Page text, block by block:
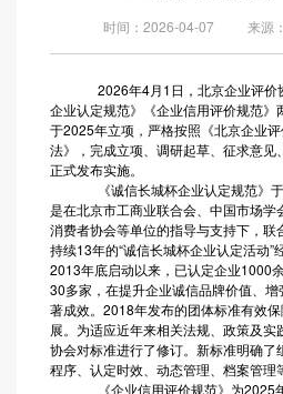
时间：2026-04-07 来源
2026年4月1日，北京企业评价
企业认定规范》《企业信用评价规范》
于2025年立项，严格按照《北京企业
法》，完成立项、调研起草、征求意见
正式发布实施。
《诚信长城杯企业认定规范》
是在北京市工商业联合会、中国市场学
消费者协会等单位的指导与支持下，联
持续13年的“诚信长城杯企业认定活动”
2013年底启动以来，已认定企业1000
30多家，在提升企业诚信品牌价值、
著成效。2018年发布的团体标准有效
展。为适应近年来相关法规、政策及
协会对标准进行了修订。新标准明确了
程序、认定时效、动态管理、档案管理
《企业信用评价规范》为